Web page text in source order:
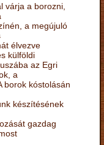
várja a borozni,
a megújuló
élvezve
külföldi
az Egri
a
borok kóstolásán
készítésének
gazdag